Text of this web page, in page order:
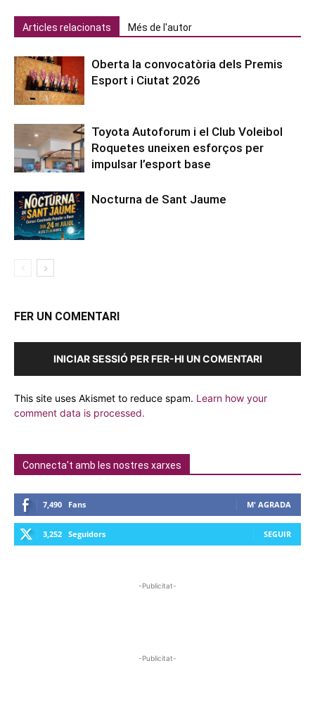
Articles relacionats Més de l'autor
Oberta la convocatòria dels Premis
Esport i Ciutat 2026
Toyota Autoforum i el Club Voleibol
Roquetes uneixen esforços per
impulsar l’esport base
Nocturna de Sant Jaume
FER UN COMENTARI
INICIAR SESSIÓ PER FER-HI UN COMENTARI
This site uses Akismet to reduce spam. Learn how your
comment data is processed.
Connecta't amb les nostres xarxes
7,490 Fans M' AGRADA
3,252 Seguidors SEGUIR
-Publicitat-
-Publicitat-